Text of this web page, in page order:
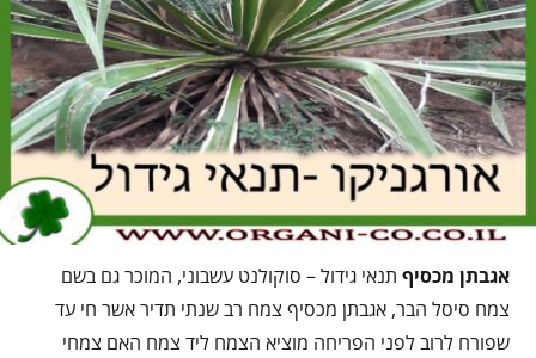
אגבתן מכסיף תנאי גידול – סוקולנט עשבוני, המוכר גם בשם
צמח סיסל הבר, אגבתן מכסיף צמח רב שנתי תדיר אשר חי עד
שפורח לרוב לפני הפריחה מוציא הצמח ליד צמח האם צמחי